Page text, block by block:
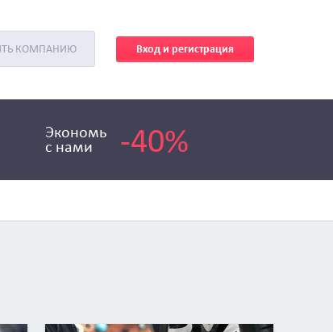
КОМПАНИЮ Вход и регистрация
Экономь
с нами -40%